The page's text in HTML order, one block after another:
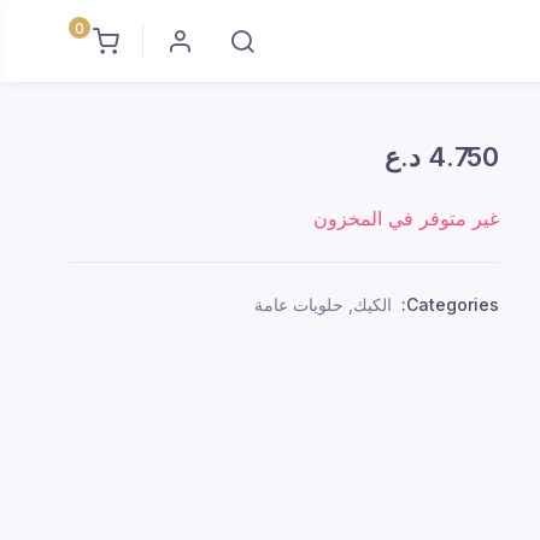
0
4.750 د.ع
غير متوفر في المخزون
Categories: الكيك حلويات عامة